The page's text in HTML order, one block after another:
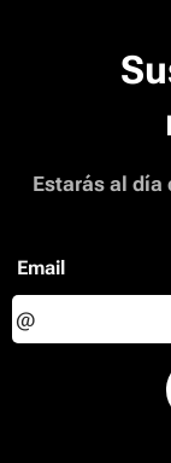
Estarás al día
Email